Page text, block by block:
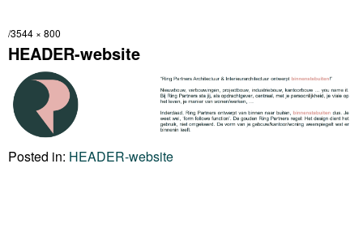
3544 × 800
HEADER-website
Posted in: HEADER-website